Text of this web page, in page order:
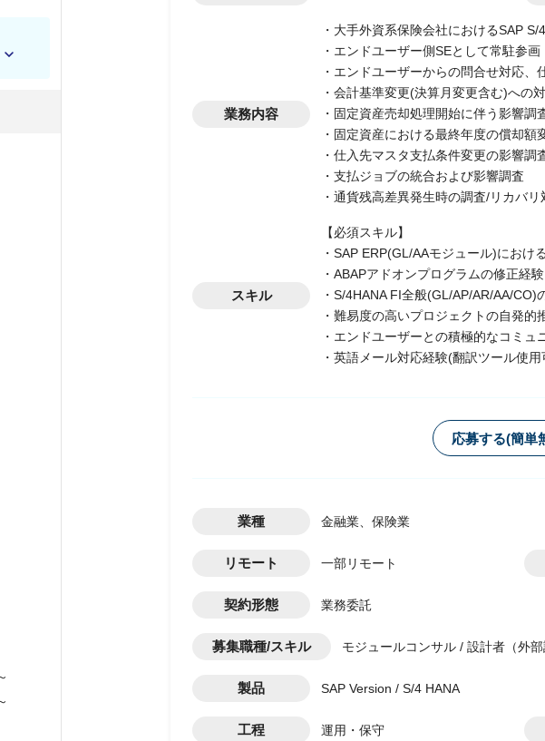
業務内容
・大手外資系保険会社におけるSAP
・エンドユーザー側SEとして常駐参画
・エンドユーザーからの問合せ対応、
・会計基準変更(決算月変更含む)への
・固定資産売却処理開始に伴う影響調
・固定資産における最終年度の償却額
・仕入先マスタ支払条件変更の影響調
・支払ジョブの統合および影響調査
・通貨残高差異発生時の調査/リカバリ
スキル
【必須スキル】
・SAP ERP(GL/AAモジュール)におけ
・ABAPアドオンプログラムの修正経験
・S/4HANA FI全般(GL/AP/AR/AA/CO)
・難易度の高いプロジェクトの自発的
・エンドユーザーとの積極的なコミュ
・英語メール対応経験(翻訳ツール使用
応募する(簡単
業種 金融業、保険業
リモート 一部リモート
契約形態 業務委託
募集職種/スキル モジュールコンサル / 設計者（外
製品 SAP Version / S/4 HANA
工程 運用・保守